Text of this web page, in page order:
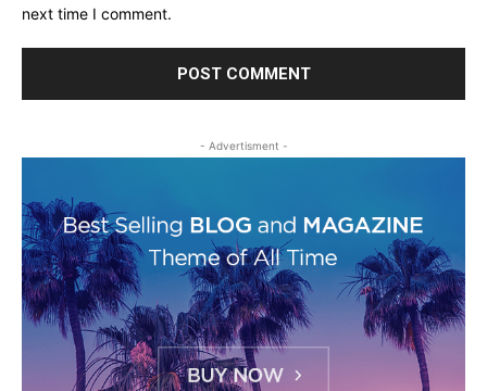
next time I comment.
- Advertisment -